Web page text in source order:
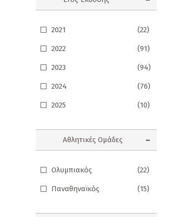
Αυτοκόλλητα
Ευχετήριες Κάρτες
2021 (22)
2022 (91)
2023 (94)
2024 (76)
2025 (10)
Αθλητικές Ομάδες
Ολυμπιακός (22)
Παναθηναϊκός (15)